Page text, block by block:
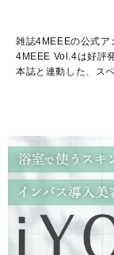
雑誌4MEEEの公式ア
4MEEE Vol.4は好評
本誌と連動した、ス